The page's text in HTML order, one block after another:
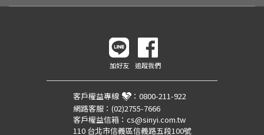
加好友 追蹤我們
客戶權益專線 ： 0800-211-922
網路客服： (02)2755-7666
客戶權益信箱： cs@sinyi.com.tw
110 台北市信義區信義路五段100號